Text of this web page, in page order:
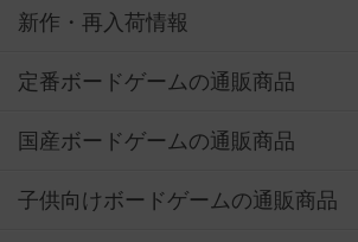
新作・再入荷情報
定番ボードゲームの通販商品
国産ボードゲームの通販商品
子供向けボードゲームの通販商品